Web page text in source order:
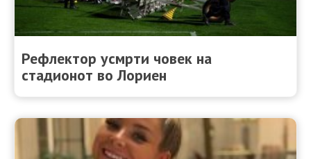
Рефлектор усмрти човек на
стадионот во Лориен